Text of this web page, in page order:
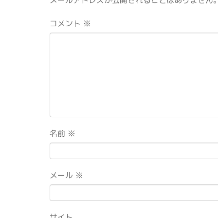
コメント ※
名前 ※
メール ※